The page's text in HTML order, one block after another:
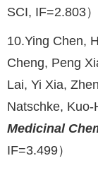
SCI, IF=2.803）
10.Ying Chen,
Cheng, Peng
Lai, Yi Xia,
Natschke, Kuo-
Medicinal
IF=3.499）